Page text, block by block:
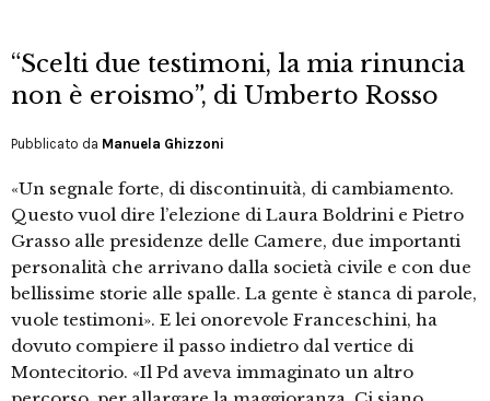
“Scelti due testimoni, la mia rinuncia
non è eroismo”, di Umberto Rosso
Pubblicato da Manuela Ghizzoni
«Un segnale forte, di discontinuità, di cambiamento.
Questo vuol dire l’elezione di Laura Boldrini e Pietro
Grasso alle presidenze delle Camere, due importanti
personalità che arrivano dalla società civile e con due
bellissime storie alle spalle. La gente è stanca di parole,
vuole testimoni». E lei onorevole Franceschini, ha
dovuto compiere il passo indietro dal vertice di
Montecitorio. «Il Pd aveva immaginato un altro